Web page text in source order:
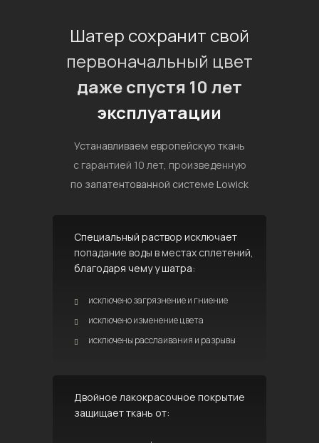
Шатер сохранит свой
первоначальный цвет
даже спустя 10 лет
эксплуатации
Устанавливаем европейскую ткань
с гарантией 10 лет, произведенную
по запатентованной системе Lowick
Специальный раствор исключает
попадание воды в местах сплетений,
благодаря чему у шатра:
исключено загрязнение и гниение
исключено изменение цвета
исключены расслаивания и разрывы
Двойное лакокрасочное покрытие
защищает ткань от: